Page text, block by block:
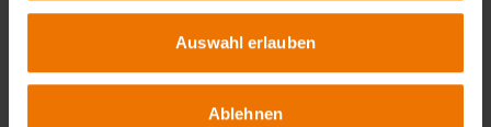
Auswahl erlauben
Ablehnen
Steigenberger, Wilhelm
mechanische Werkstatt